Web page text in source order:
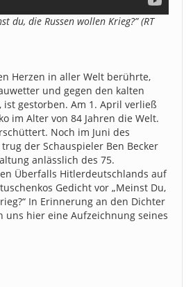
du, die Russen wollen Krieg?” (RT
Herzen in aller Welt berührte,
und gegen den kalten
ist gestorben. Am 1. April verließ
im Alter von 84 Jahren die Welt.
Noch im Juni des
der Schauspieler Ben Becker
anlässlich des 75.
Überfalls Hitlerdeutschlands auf
Gedicht vor „Meinst Du,
In Erinnerung an den Dichter
uns hier eine Aufzeichnung seines